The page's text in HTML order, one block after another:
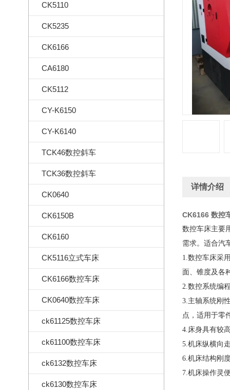
CK5110
CK5235
CK6166
CA6180
CK5112
CY-K6150
CY-K6140
TCK46数控斜车
TCK36数控斜车
CK0640
CK6150B
CK6160
CK5116立式车床
CK6166数控车床
CK0640数控车床
ck61125数控车床
ck61100数控车床
ck6132数控车床
ck6130数控车床
详情介绍
CK6166 数控
数控车床主要
需求。适合汽
1.数控车床采
面、锥度及各
2.数控系统编
3.主轴系统刚
点，适用于零
4.床身具有较
5.机床纵横向
6.机床结构刚
7.机床操作灵